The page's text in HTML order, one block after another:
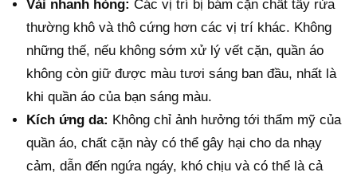
Vải nhanh hỏng: Các vị trí bị bám cặn chất tẩy rửa
thường khô và thô cứng hơn các vị trí khác. Không
những thế, nếu không sớm xử lý vết cặn, quần áo
không còn giữ được màu tươi sáng ban đầu, nhất là
khi quần áo của bạn sáng màu.
Kích ứng da: Không chỉ ảnh hưởng tới thẩm mỹ của
quần áo, chất cặn này có thể gây hại cho da nhạy
cảm, dẫn đến ngứa ngáy, khó chịu và có thể là cả